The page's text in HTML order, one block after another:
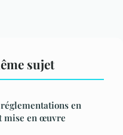
sujet
en
mise en œuvre